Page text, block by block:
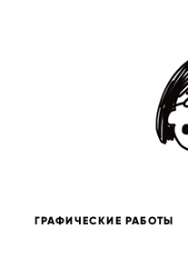
ГРАФИЧЕСКИЕ РАБОТЫ